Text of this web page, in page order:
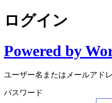
ログイン
Powered by
ユーザー名またはメールアド
パスワード